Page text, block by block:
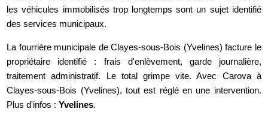
les véhicules immobilisés trop longtemps sont un sujet identifié
des services municipaux.
La fourrière municipale de Clayes-sous-Bois (Yvelines) facture le
propriétaire identifié : frais d'enlèvement, garde journalière,
traitement administratif. Le total grimpe vite. Avec Carova à
Clayes-sous-Bois (Yvelines), tout est réglé en une intervention.
Plus d'infos :Yvelines.